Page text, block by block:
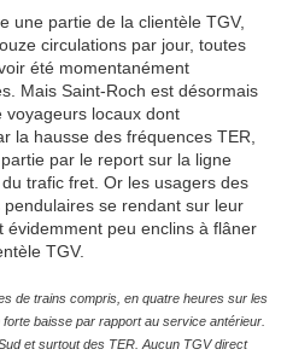
une partie de la clientèle TGV,
circulations par jour, toutes
été momentanément
Mais Saint-Roch est désormais
voyageurs locaux dont
la hausse des fréquences TER,
par le report sur la ligne
trafic fret. Or les usagers des
se rendant sur leur
évidemment peu enclins à flâner
TGV.
de trains compris, en quatre heures sur les
baisse par rapport au service antérieur.
et surtout des TER. Aucun TGV direct